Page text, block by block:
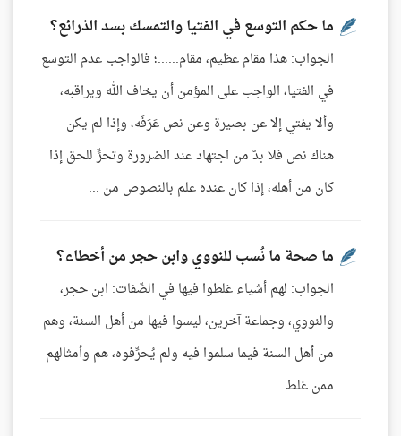
ما حكم التوسع في الفتيا والتمسك بسد الذرائع؟
الجواب: هذا مقام عظيم، مقام......؛ فالواجب عدم التوسع
في الفتيا، الواجب على المؤمن أن يخاف الله ويراقبه،
وألا يفتي إلا عن بصيرة وعن نص عَرَفَه، وإذا لم يكن
هناك نص فلا بدّ من اجتهاد عند الضرورة وتحرٍّ للحق إذا
كان من أهله، إذا كان عنده علم بالنصوص من ...
ما صحة ما نُسب للنووي وابن حجر من أخطاء؟
الجواب: لهم أشياء غلطوا فيها في الصِّفات: ابن حجر،
والنووي، وجماعة آخرين، ليسوا فيها من أهل السنة، وهم
من أهل السنة فيما سلموا فيه ولم يُحرِّفوه، هم وأمثالهم
ممن غلط.